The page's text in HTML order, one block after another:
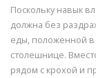
Поскольку навык
должна без
еды, положенной в
столешнице.
рядом с крохой и